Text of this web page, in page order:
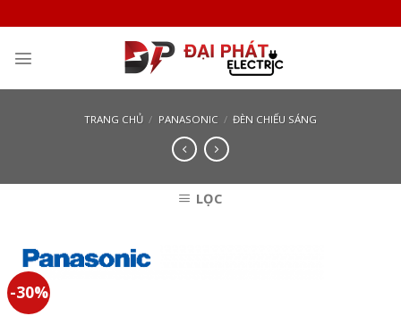
to
content
TRANG CHỦ / PANASONIC / ĐÈN CHIẾU SÁNG
LỌC
-30%